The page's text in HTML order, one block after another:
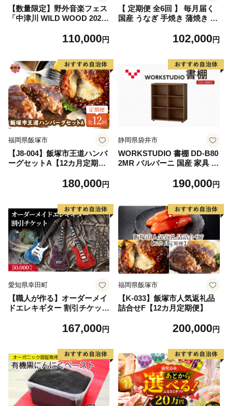
【数量限定】野外音楽フェス
「中津川 WILD WOOD 202
高生1名） フェス ロック ミ
祭 キャンプ F4N-2336
110,000円
【 定期便 全6回 】 毎月届く
国産 うなぎ 手焼き 蒲焼き 2
鰻 蒲焼 秘伝の タレ 山椒 付
答 贈り物 土用の丑の日 冷凍
老舗 お食事処 亀一 愛媛県 愛
南町 102000円 高級 海鮮
102,000円
福岡県飯塚市
【J8-004】飯塚市王道ハンバ
ーグセットA【12カ月定期
180,000円
静岡県袋井市
WORKSTUDIO 書棚 DD-B80
2MR バルバーニ 国産 家具 木
シンプル デザイン 静岡 袋井
190,000円
愛知県幸田町
【職人が作る】オーダーメイ
ドエレキギター 割引チケット
167,000円
福岡県飯塚市
【K-033】飯塚市人気返礼品
詰合せF【12カ月定期便】
200,000円